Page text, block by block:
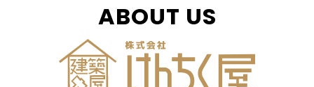
ABOUT US